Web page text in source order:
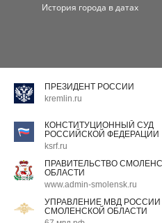
История города в датах
ПРЕЗИДЕНТ РОССИИ
kremlin.ru
КОНСТИТУЦИОННЫЙ СУД
РОССИЙСКОЙ ФЕДЕРАЦИИ
ksrf.ru
ПРАВИТЕЛЬСТВО
ОБЛАСТИ
www.admin-smolensk.ru
УПРАВЛЕНИЕ МВД
СМОЛЕНСКОЙ ОБЛАСТИ